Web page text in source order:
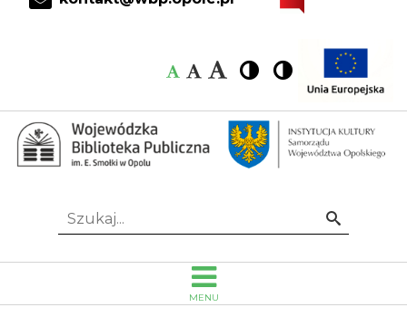
Emanuela
Smołki
w
Opolu
Czcionka:
Czcionka
Czcionka
Czcionka
Wysoki
kontrast
Wysoki
kontrast
Idź
Szukaj...
MENU